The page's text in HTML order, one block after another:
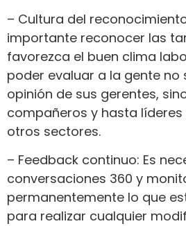
– Cultura del
importante reconocer las
favorezca el buen clima
poder evaluar a la gente no
opinión de sus gerentes,
compañeros y hasta
otros sectores.
– Feedback continuo: Es
conversaciones 360 y
permanentemente lo que
para realizar cualquier